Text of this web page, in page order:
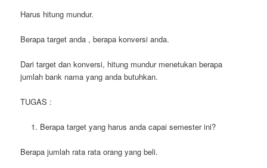
Harus hitung mundur.
Berapa target anda , berapa konversi anda.
Dari target dan konversi, hitung mundur menetukan berapa
jumlah bank nama yang anda butuhkan.
TUGAS :
Berapa target yang harus anda capai semester ini?
Berapa jumlah rata rata orang yang beli.